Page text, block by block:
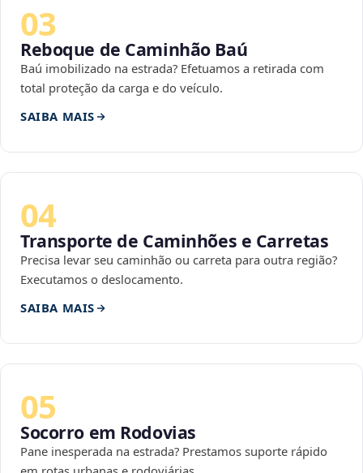
03
Reboque de Caminhão Baú
Baú imobilizado na estrada? Efetuamos a retirada com
total proteção da carga e do veículo.
SAIBA MAIS
04
Transporte de Caminhões e Carretas
Precisa levar seu caminhão ou carreta para outra região?
Executamos o deslocamento.
SAIBA MAIS
05
Socorro em Rodovias
Pane inesperada na estrada? Prestamos suporte rápido